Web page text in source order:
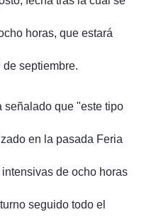
horas, que estará
septiembre.
señalado que "este tipo
en la pasada Feria
de ocho horas
seguido todo el